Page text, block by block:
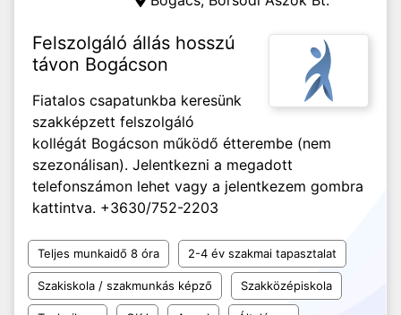
Felszolgáló állás hosszú
távon Bogácson
Fiatalos csapatunkba keresünk
szakképzett felszolgáló
kollégát Bogácson működő étterembe (nem
szezonálisan). Jelentkezni a megadott
telefonszámon lehet vagy a jelentkezem gombra
kattintva. +3630/752-2203
Teljes munkaidő 8 óra 2-4 év szakmai tapasztalat
Szakiskola / szakmunkás képző Szakközépiskola